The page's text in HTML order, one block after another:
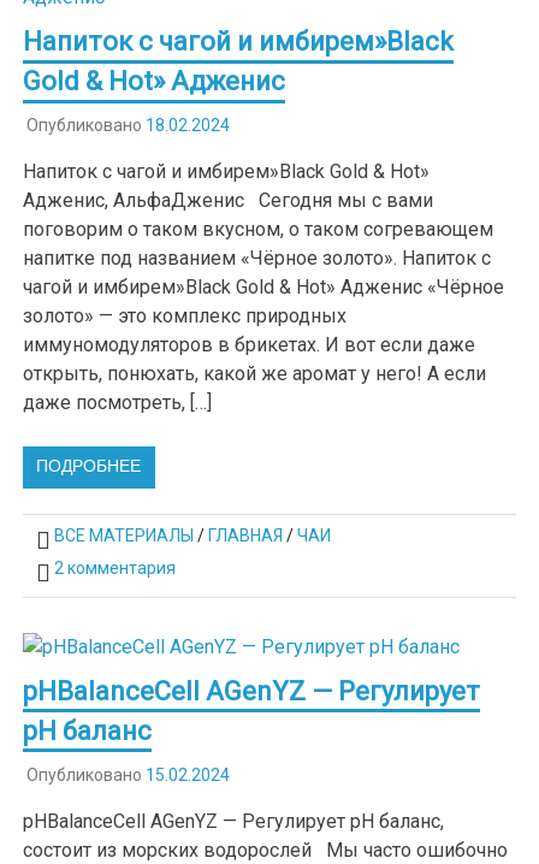
Напиток с чагой и имбирем»Black
Gold & Hot» Адженис
Опубликовано 18.02.2024
Напиток с чагой и имбирем»Black Gold & Hot»
Адженис, АльфаДженис Сегодня мы с вами
поговорим о таком вкусном, о таком согревающем
напитке под названием «Чёрное золото». Напиток с
чагой и имбирем»Black Gold & Hot» Адженис «Чёрное
золото» — это комплекс природных
иммуномодуляторов в брикетах. И вот если даже
открыть, понюхать, какой же аромат у него! А если
даже посмотреть, […]
ПОДРОБНЕЕ
ВСЕ МАТЕРИАЛЫ / ГЛАВНАЯ /ЧАИ
2 комментария
pHBalanceCell AGenYZ — Регулирует
рН баланс
Опубликовано 15.02.2024
pHBalanceCell AGenYZ — Регулирует рН баланс,
состоит из морских водорослей Мы часто ошибочно